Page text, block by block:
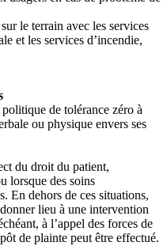
le terrain avec les services
et les services d’incendie,
de tolérance zéro à
ou physique envers ses
du droit du patient,
lorsque des soins
En dehors de ces situations,
lieu à une intervention
à l’appel des forces de
de plainte peut être effectué.